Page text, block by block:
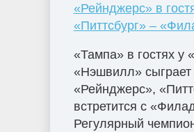
«Рейнджерс» в
«Питтсбург» –
«Тампа» в гостях у
«Нэшвилл» сыграет
«Рейнджерс»,
встретится с
Регулярный